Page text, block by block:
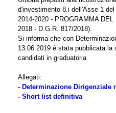
d'investimento 8.i dell'Asse 1
2014-2020 - PROGRAMMA
2018 - D.G.R. 817/2018).
Si informa che con
13.06.2019 è stata pubblicata la
candidati in graduatoria
Allegati:
- Determinazione Dirigenziale
- Short list definitiva